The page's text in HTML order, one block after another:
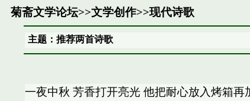
菊斋文学论坛>>文学创作>>现代诗歌
主题：推荐两首诗歌
一夜中秋 芳香打开亮光 他把耐心放入烤箱